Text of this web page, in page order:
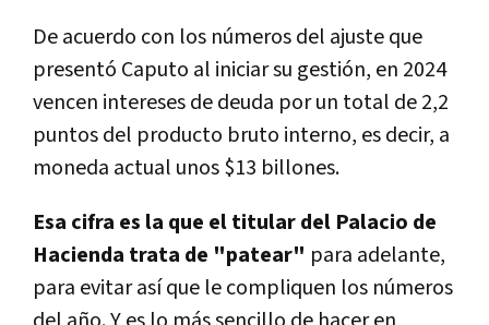
De acuerdo con los números del ajuste que
presentó Caputo al iniciar su gestión, en 2024
vencen intereses de deuda por un total de 2,2
puntos del producto bruto interno, es decir, a
moneda actual unos $13 billones.
Esa cifra es la que el titular del Palacio de
Hacienda trata de "patear" para adelante,
para evitar así que le compliquen los números